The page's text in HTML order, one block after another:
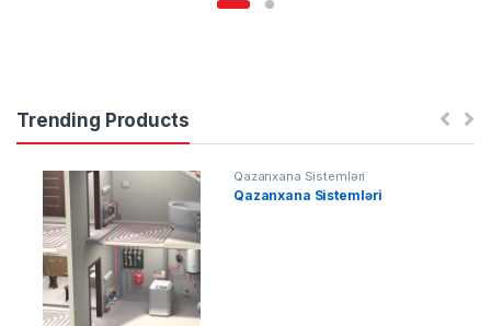
Trending Products
Qazanxana Sistemləri
Qazanxana Sistemləri